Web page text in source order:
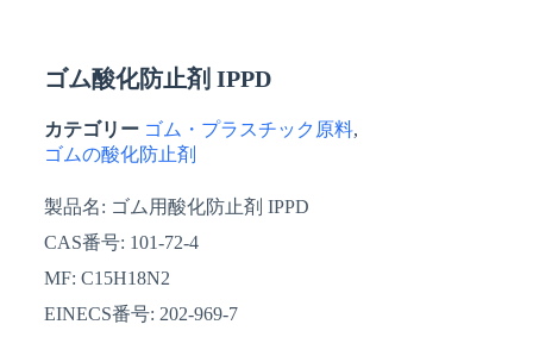
ゴム酸化防止剤 IPPD
カテゴリー ゴム・プラスチック原料,
ゴムの酸化防止剤
製品名: ゴム用酸化防止剤 IPPD
CAS番号: 101-72-4
MF: C15H18N2
EINECS番号: 202-969-7